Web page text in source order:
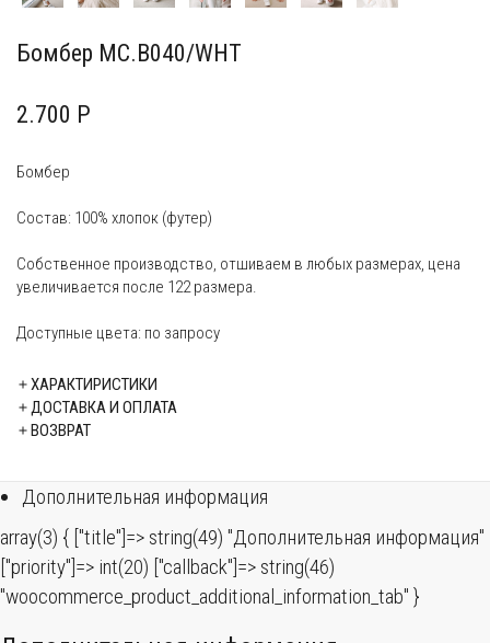
Бомбер MC.B040/WHT
2.700 Р
Бомбер
Состав: 100% хлопок (футер)
Собственное производство, отшиваем в любых размерах, цена
увеличивается после 122 размера.
Доступные цвета: по запросу
ХАРАКТИРИСТИКИ
ДОСТАВКА И ОПЛАТА
ВОЗВРАТ
Дополнительная информация
array(3) { ["title"]=> string(49) "Дополнительная информация"
["priority"]=> int(20) ["callback"]=> string(46)
"woocommerce_product_additional_information_tab" }